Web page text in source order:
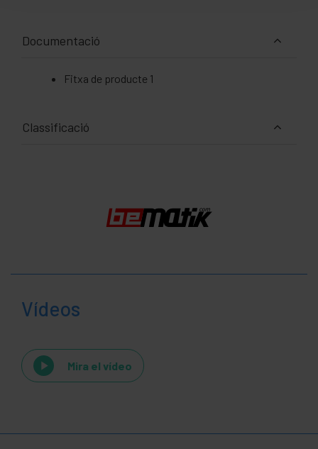
Documentació
Fitxa de producte 1
Classificació
Vídeos
Mira el vídeo